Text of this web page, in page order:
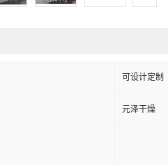
可设计定制
元泽干燥